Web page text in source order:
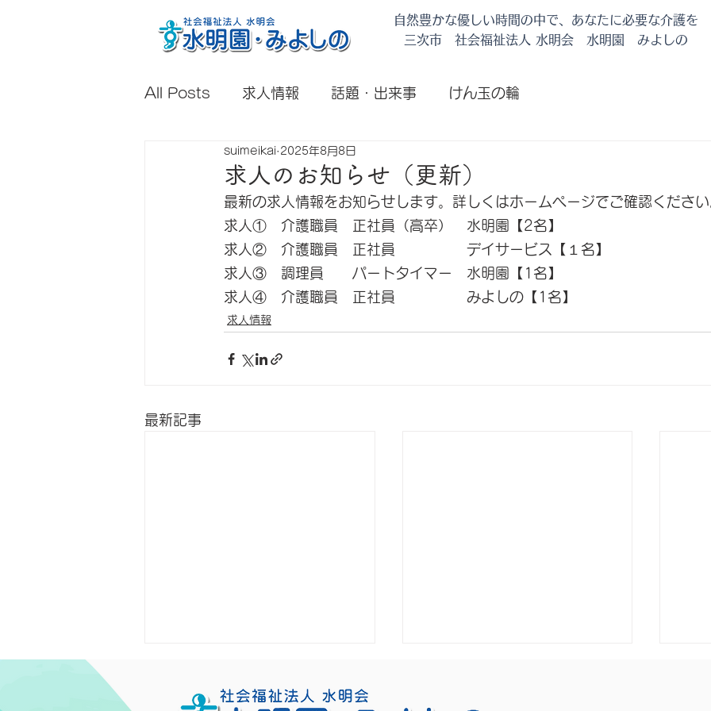
自然豊かな優しい時間の中で、あなたに必要な介護を
​三次市 社会福祉法人 水明会 水明園 みよしの
All Posts 求人情報 話題・出来事 けん玉の輪
求人のお知らせ（更新）
suimeikai 2025年8月8日
最新の求人情報をお知らせします。詳しくはホームページでご確認ください
求人①　介護職員　正社員（高卒）　水明園【2名】
求人②　介護職員　正社員　　　　　デイサービス【１名】
求人③　調理員　　パートタイマー　水明園【1名】
求人④　介護職員　正社員　　　　　みよしの【1名】
求人情報
最新記事
在）
在)